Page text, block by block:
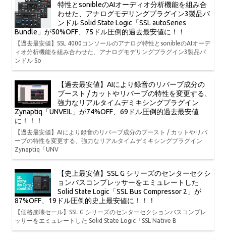
特性とsonibleのAIオーディオ分析機能を組み合
わせた、アナログモデリングプラグイン3製品バ
ンドル Solid State Logic「SSL autoSeries
Bundle」が50%OFF、75ドル圧倒的過去最安値に！！
【過去最安値】SSL 4000コンソールのアナログ特性とsonibleのAIオーデ
ィオ分析機能を組み合わせた、アナログモデリングプラグイン3製品バ
ンドル So
【過去最安値】AIにより録音のリバーブ成分の
ブースト / カットやリバーブの特性を変更する、
強力なリアルタイムデミキシングプラグイン
Zynaptiq「UNVEIL」が74%OFF、69ドル圧倒的過去最安値
に！！！
【過去最安値】AIにより録音のリバーブ成分のブースト / カットやリバ
ーブの特性を変更する、強力なリアルタイムデミキシングプラグイン
Zynaptiq「UNV
【史上最安値】SSL G シリーズのセンターセクシ
ョンバスコンプレッサーをエミュレートした
Solid State Logic「SSL Bus Compressor 2」が
87%OFF、19ドル圧倒的史上最安値に！！！
【価格崩壊セール】SSL G シリーズのセンターセクションバスコンプレ
ッサーをエミュレートした Solid State Logic「SSL Native B